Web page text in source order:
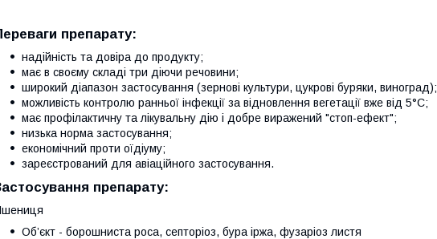
препарату:
надійність та довіра до продукту;
має в своєму складі три діючи речовини;
широкий діапазон застосування (зернові культури, цукрові буряки, виноград);
можливість контролю ранньої інфекції за відновлення вегетації вже від 5°С;
має профілактичну та лікувальну дію і добре виражений "стоп-ефект";
низька норма застосування;
економічний проти оїдіуму;
зареєстрований для авіаційного застосування.
препарату:
Об’єкт - борошниста роса, септоріоз, бура іржа, фузаріоз листя